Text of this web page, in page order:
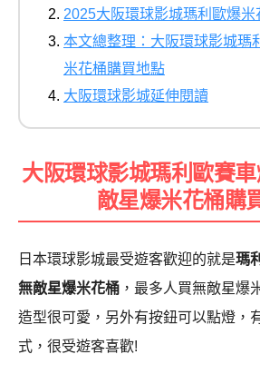
2025大阪環球影城瑪利歐爆米
本文總整理：大阪環球影城瑪
米花桶購買地點
大阪環球影城延伸閱讀
大阪環球影城瑪利歐賽
敵星爆米花桶購
日本環球影城最受遊客歡迎的就是瑪
無敵星爆米花桶 ，最多人買無敵星爆
造型很可愛，另外有按鈕可以點燈，
式，很受遊客喜歡!